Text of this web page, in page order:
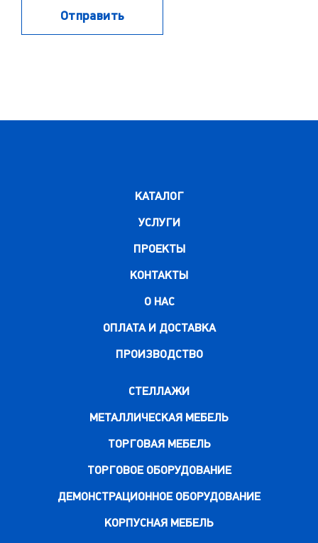
КАТАЛОГ
УСЛУГИ
ПРОЕКТЫ
КОНТАКТЫ
О НАС
ОПЛАТА И ДОСТАВКА
ПРОИЗВОДСТВО
СТЕЛЛАЖИ
МЕТАЛЛИЧЕСКАЯ МЕБЕЛЬ
ТОРГОВАЯ МЕБЕЛЬ
ТОРГОВОЕ ОБОРУДОВАНИЕ
ДЕМОНСТРАЦИОННОЕ ОБОРУДОВАНИЕ
КОРПУСНАЯ МЕБЕЛЬ